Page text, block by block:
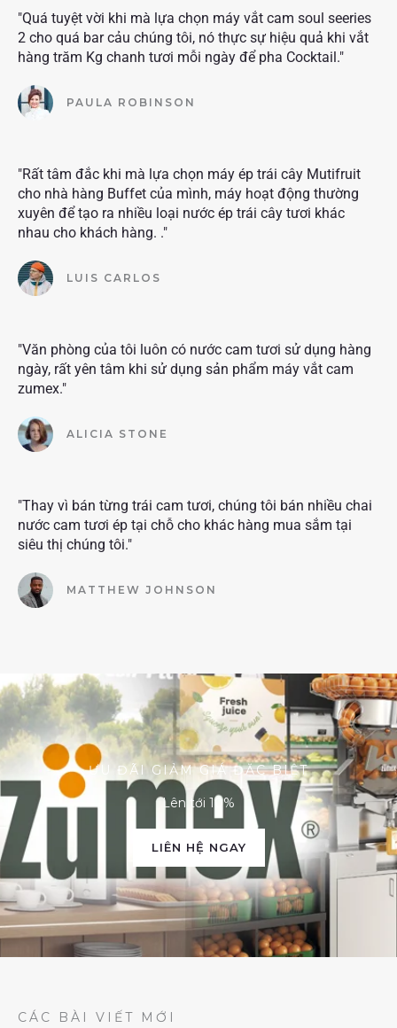
"Quá tuyệt vời khi mà lựa chọn máy vắt cam soul seeries
2 cho quá bar cảu chúng tôi, nó thực sự hiệu quả khi vắt
hàng trăm Kg chanh tươi mỗi ngày để pha Cocktail."
PAULA ROBINSON
"Rất tâm đắc khi mà lựa chọn máy ép trái cây Mutifruit
cho nhà hàng Buffet của mình, máy hoạt động thường
xuyên để tạo ra nhiều loại nước ép trái cây tươi khác
nhau cho khách hàng. ."
LUIS CARLOS
"Văn phòng của tôi luôn có nước cam tươi sử dụng hàng
ngày, rất yên tâm khi sử dụng sản phẩm máy vắt cam
zumex."
ALICIA STONE
"Thay vì bán từng trái cam tươi, chúng tôi bán nhiều chai
nước cam tươi ép tại chỗ cho khác hàng mua sắm tại
siêu thị chúng tôi."
MATTHEW JOHNSON
ƯU ĐÃI GIẢM GIÁ ĐẶC BIỆT
Lên tới 10%
LIÊN HỆ NGAY
CÁC BÀI VIẾT MỚI